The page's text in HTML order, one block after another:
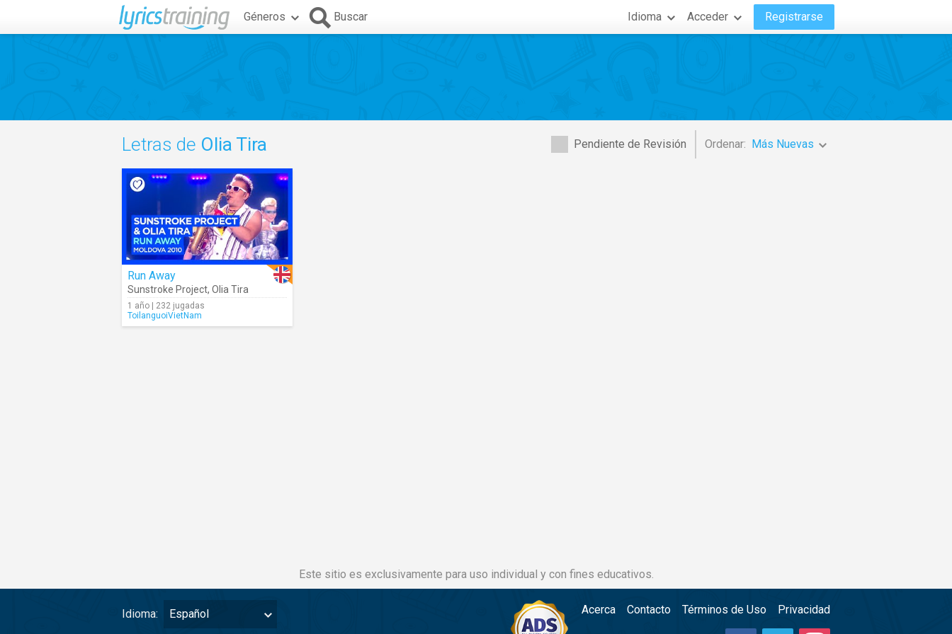
Géneros Buscar Idioma Acceder Registrarse
Pendiente de Revisión Ordenar: Más Nuevas
Letras de Olia Tira
Run Away
Sunstroke Project, Olia Tira
1 año | 232 jugadas
ToilanguoiVietNam
Este sitio es exclusivamente para uso individual y con fines educativos.
Idioma: Español Acerca Contacto Términos de Uso Privacidad